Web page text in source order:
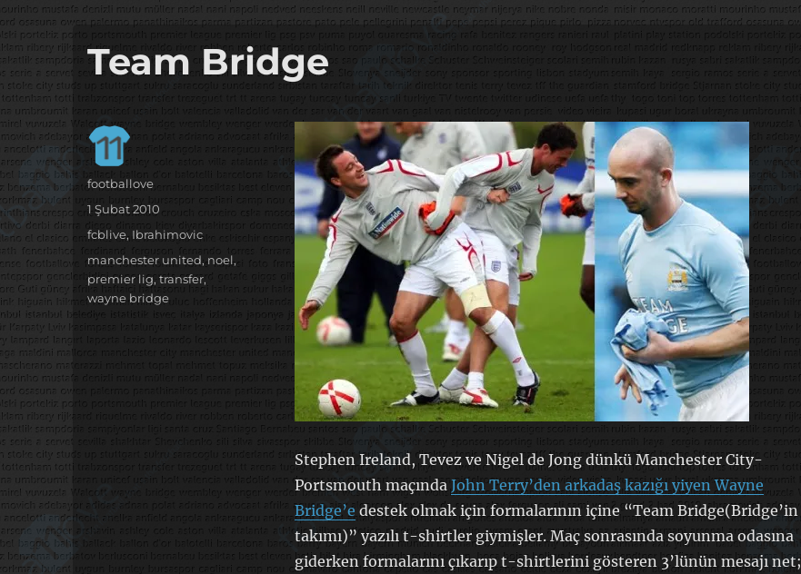
footbaLLove
it's the football, that's the football…
Team Bridge
Stephen Ireland, Tevez ve Nigel de Jong dünkü Manchester City-
Portsmouth maçında John Terry’den arkadaş kazığı yiyen Wayne
Bridge’e destek olmak için formalarının içine “Team Bridge(Bridge’in
takımı)” yazılı t-shirtler giymişler. Maç sonrasında soyunma odasına
giderken formalarını çıkarıp t-shirtlerini gösteren 3’lünün mesajı net;
Yazar
footballove
Yayın
tarihi
1 Şubat 2010
Kategoriler
fcblive, Ibrahimovic
Etiketler
manchester united, noel,
premier lig,transfer,
wayne bridge